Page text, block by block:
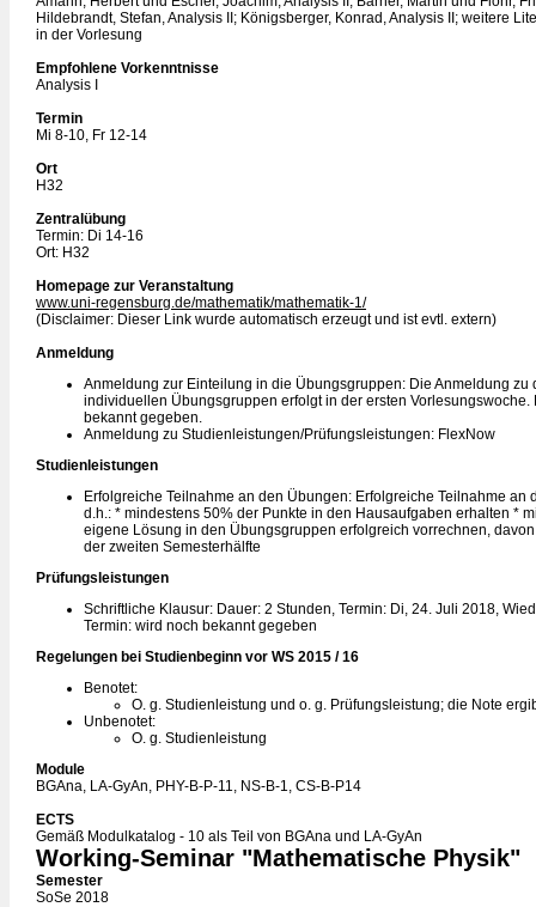
Hildebrandt, Stefan, Analysis II; Königsberger, Konrad, Analysis II; weitere
in der Vorlesung
Empfohlene Vorkenntnisse
Analysis I
Termin
Mi 8-10, Fr 12-14
Ort
H32
Zentralübung
Termin: Di 14-16
Ort: H32
Homepage zur Veranstaltung
www.uni-regensburg.de/mathematik/mathematik-1/
(Disclaimer: Dieser Link wurde automatisch erzeugt und ist evtl. extern)
Anmeldung
Anmeldung zur Einteilung in die Übungsgruppen: Die Anmeldung zu
individuellen Übungsgruppen erfolgt in der ersten Vorlesungswoche.
bekannt gegeben.
Anmeldung zu Studienleistungen/Prüfungsleistungen: FlexNow
Studienleistungen
Erfolgreiche Teilnahme an den Übungen: Erfolgreiche Teilnahme an
d.h.: * mindestens 50% der Punkte in den Hausaufgaben erhalten *
eigene Lösung in den Übungsgruppen erfolgreich vorrechnen,
der zweiten Semesterhälfte
Prüfungsleistungen
Schriftliche Klausur: Dauer: 2 Stunden, Termin: Di, 24. Juli 2018,
Termin: wird noch bekannt gegeben
Regelungen bei Studienbeginn vor WS 2015 / 16
Benotet:
O. g. Studienleistung und o. g. Prüfungsleistung; die Note
Unbenotet:
O. g. Studienleistung
Module
BGAna, LA-GyAn, PHY-B-P-11, NS-B-1, CS-B-P14
ECTS
Gemäß Modulkatalog - 10 als Teil von BGAna und LA-GyAn
Working-Seminar "Mathematische Physik"
Semester
SoSe 2018